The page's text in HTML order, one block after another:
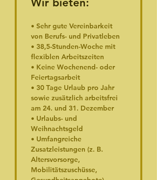
Wir bieten:
• Sehr gute Vereinbarkeit
von Berufs- und Privatleben
• 38,5-Stunden-Woche mit
flexiblen Arbeitszeiten
• Keine Wochenend- oder
Feiertagsarbeit
• 30 Tage Urlaub pro Jahr
sowie zusätzlich arbeitsfrei
am 24. und 31. Dezember
• Urlaubs- und
Weihnachtsgeld
• Umfangreiche
Zusatzleistungen (z. B.
Altersvorsorge,
Mobilitätszuschüsse,